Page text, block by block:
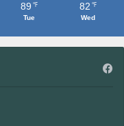
89 ℉
Tue
82 ℉
Wed